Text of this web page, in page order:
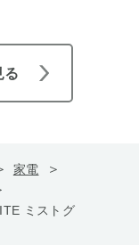
る
家電
ミストグ